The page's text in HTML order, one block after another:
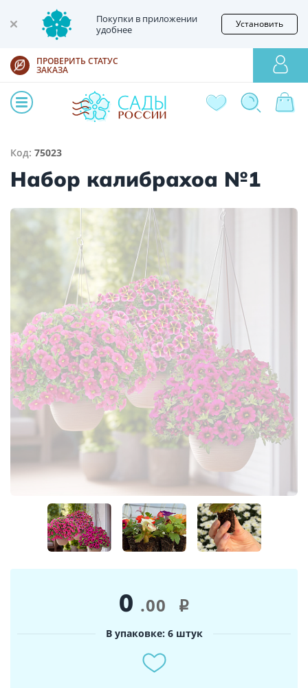
Покупки в приложении
удобнее
Установить
ПРОВЕРИТЬ СТАТУС
ЗАКАЗА
Код: 75023
Набор калибрахоа №1
0 .00 i
В упаковке: 6 штук